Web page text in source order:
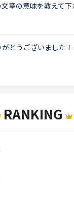
RANKING